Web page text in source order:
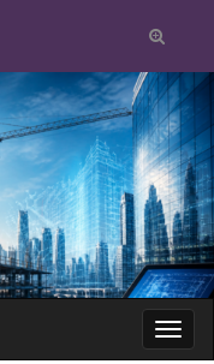
Toggle
form